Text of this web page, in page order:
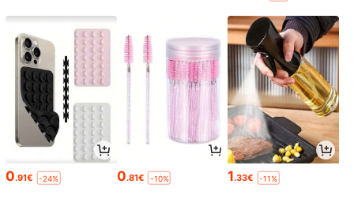
0.91€ -24% 0.81€ -10% 1.33€ -11%